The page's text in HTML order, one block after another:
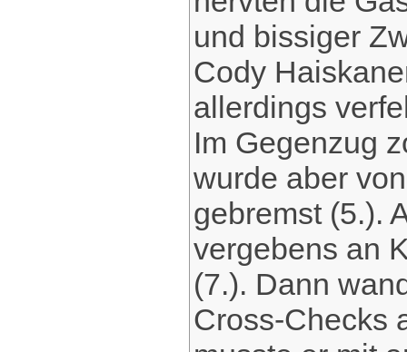
und bissiger
Cody
allerdings
Im Gegenzug
wurde aber
gebremst (5.).
vergebens an
(7.). Dann
Cross-Checks